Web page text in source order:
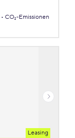
CO₂-Emissionen
Leasing